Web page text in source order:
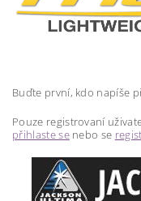
Buďte první, kdo napíše
Pouze registrovaní
přihlaste senebo se